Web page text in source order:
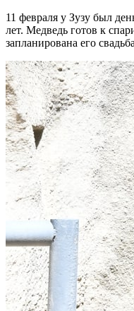
11 февраля у Зузу был
лет. Медведь готов к
запланирована его